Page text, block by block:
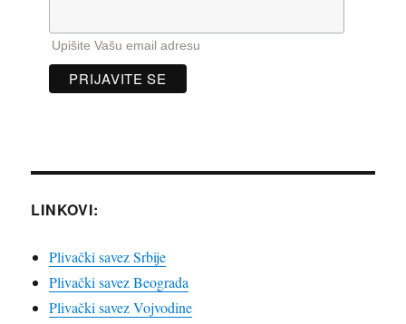
Upišite Vašu email adresu
LINKOVI:
Plivački savez Srbije
Plivački savez Beograda
Plivački savez Vojvodine